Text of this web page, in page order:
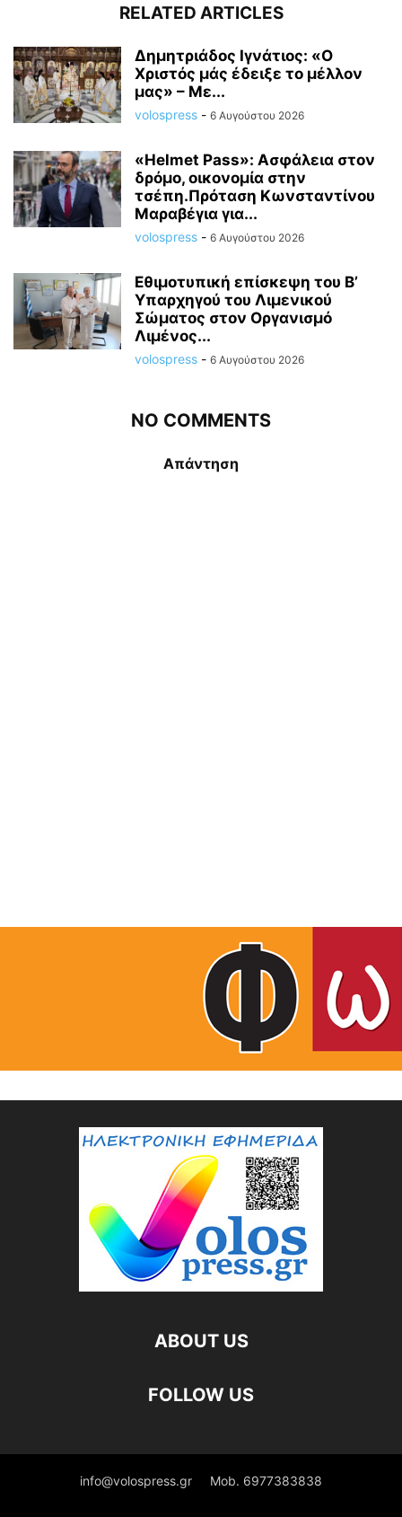
RELATED ARTICLES
Δημητριάδος Ιγνάτιος: «Ο
Χριστός μάς έδειξε το μέλλον
μας» – Με...
volospress - 6 Αυγούστου 2026
«Helmet Pass»: Ασφάλεια στον
δρόμο, οικονομία στην
τσέπη.Πρόταση Κωνσταντίνου
Μαραβέγια για...
volospress - 6 Αυγούστου 2026
Εθιμοτυπική επίσκεψη του Β’
Υπαρχηγού του Λιμενικού
Σώματος στον Οργανισμό
Λιμένος...
volospress - 6 Αυγούστου 2026
NO COMMENTS
Απάντηση
ABOUT US
FOLLOW US
info@volospress.gr Mob. 6977383838